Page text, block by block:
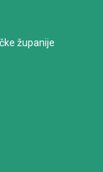
županije